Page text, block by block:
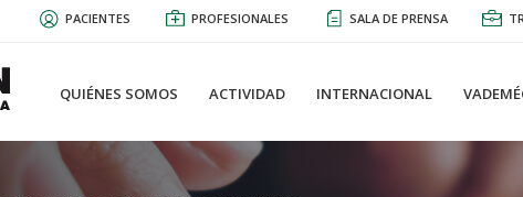
PACIENTES PROFESIONALES SALA DE PRENSA
QUIÉNES SOMOS ACTIVIDAD INTERNACIONAL